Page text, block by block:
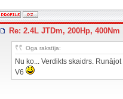
Re: 2.4L JTDm, 200Hp, 400Nm
Oga rakstīja:
Nu ko... Verdikts skaidrs.
V6